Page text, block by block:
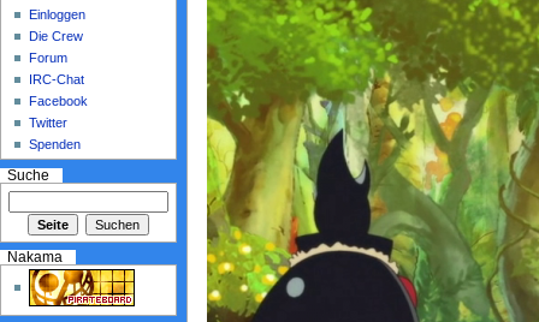
Einloggen
Die Crew
Forum
IRC-Chat
Facebook
Twitter
Spenden
Suche
Nakama